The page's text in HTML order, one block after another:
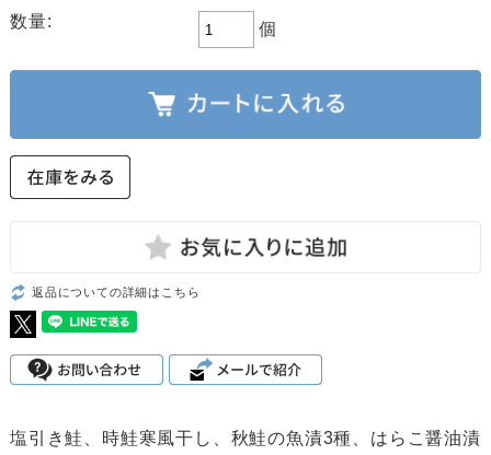
数量: 個
返品についての詳細はこちら
塩引き鮭、時鮭寒風干し、秋鮭の魚漬3種、はらこ醤油漬